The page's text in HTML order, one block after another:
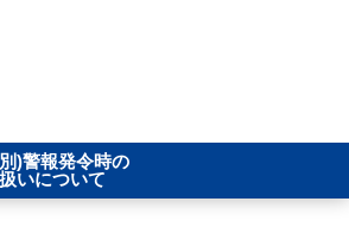
)警報発令時の
いについて